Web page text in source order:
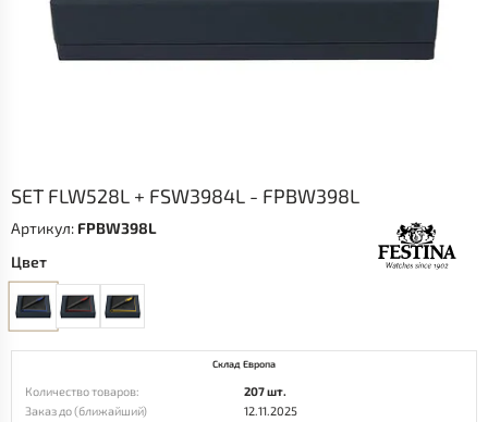
SET FLW528L + FSW3984L - FPBW398L
Артикул: FPBW398L
Цвет
Склад Европа
Количество товаров:
207 шт.
Заказ до (ближайший)
12.11.2025